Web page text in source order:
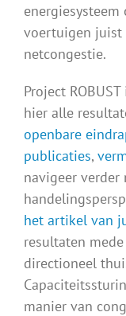
voertuigen juist
netcongestie.
Project
hier alle
openbare
publicaties,
navigeer
het artikel van
resultaten
directioneel
manier van